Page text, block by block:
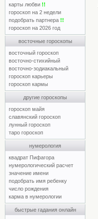
карты любви !!
гороскоп на 2 недели
подобрать партнера !!
гороскоп на 2026 год
восточные гороскопы
восточный гороскоп
восточно-стихийный
восточно-зодиакальный
гороскоп карьеры
гороскоп кармы
другие гороскопы
гороскоп майя
славянский гороскоп
лунный гороскоп
таро гороскоп
нумерология
квадрат Пифагора
нумерологический расчет
значение имени
подобрать имя ребенку
число рождения
карма в нумерологии
быстрые гадания онлайн